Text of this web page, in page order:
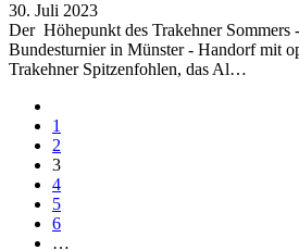
30. Juli 2023
Der Höhepunkt des Trakehner Sommers
Bundesturnier in Münster - Handorf mit
Trakehner Spitzenfohlen, das Al…
1
2
3
4
5
6
…